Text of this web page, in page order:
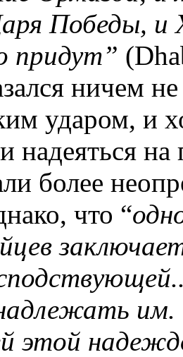
Победы,
придут”
ничем
ударом, и
надеяться
более
что “
этой